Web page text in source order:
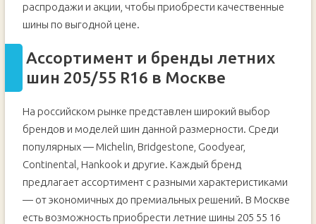
распродажи и акции, чтобы приобрести качественные
шины по выгодной цене.
Ассортимент и бренды летних
шин 205/55 R16 в Москве
На российском рынке представлен широкий выбор
брендов и моделей шин данной размерности. Среди
популярных — Michelin, Bridgestone, Goodyear,
Continental, Hankook и другие. Каждый бренд
предлагает ассортимент с разными характеристиками
— от экономичных до премиальных решений. В Москве
есть возможность приобрести летние шины 205 55 16